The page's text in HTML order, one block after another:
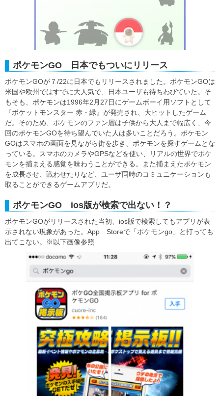
ポケモンGO 日本でもついにリリース
ポケモンGOが７/22に日本でもリリースされました。ポケモンGOは
米国や欧州ではすでに大人気で、日本ユーザも待ちわびていた。そ
もそも、ポケモンは1996年2月27日にゲームボーイ用ソフトとして
『ポケットモンスター 赤・緑』が発売され、大ヒットしたゲーム
だ。そのため、ポケモンのファン層は子供から大人まで幅広く、今
回のポケモンGOを待ち望んでいた人は多いことだろう。ポケモン
GOはスマホの画面を見ながら街を歩き、ポケモンを探すゲームとな
っている。スマホのカメラやGPSなどを使い、リアルの世界でポケ
モンを捕まえる感覚を味わうことができる。また捕まえたポケモン
を成長させ、戦わせたりなど、ユーザ同時のコミュニケーションも
取ることができるゲームアプリだ。
ポケモンGO ios版が検索で出ない！？
ポケモンGOがリリースされた当初、ios版で検索してもアプリが表
示されない現象があった。App Storeで「ポケモンgo」と打っても
出てこない。※以下画像参照